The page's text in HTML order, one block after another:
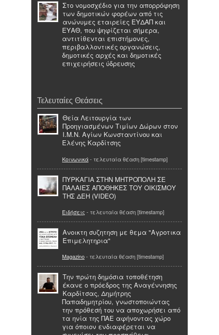
Στο νομοσχέδιο για την απορρόφηση
των δημοτικών φορέων από τις
ανώνυμες εταιρείες ΕΥΔΑΠ και
ΕΥΑΘ, που ψηφίζεται σήμερα,
αντιτίθενται επιστήμονες,
περιβαλλοντικές οργανώσεις,
δημοτικές αρχές και δημοτικές
επιχειρήσεις ύδρευσης
Τελευταίες Θεάσεις
Θεία Λειτουργία των
Προηγιασμένων Τιμίων Δώρων στον
Ι.Μ.Ν. Αγίων Κωνσταντίνου και
Ελένης Καρδίτσης
Κοινωνικά- τελευταία θέαση [timestamp]
ΠΥΡΚΑΓΙΑ ΣΤΗΝ ΜΗΤΡΟΠΟΛΗ ΣΕ
ΠΑΛΑΙΕΣ ΑΠΟΘΗΚΕΣ ΤΟΥ ΟΙΚΙΣΜΟΥ
ΤΗΣ ΔΕΗ (VIDEO)
Ειδήσεις - τελευταία θέαση [timestamp]
Ανοικτη συζητηση με θεμα "Αγροτικα
Επιμελητηρια"
Magazino- τελευταία θέαση [timestamp]
Την πρώτη δημόσια τοποθέτηση
έκανε ο πρόεδρος της Αναγέννησης
Καρδίτσας, Δημήτρης
Παπαδημητρίου, γνωστοποιώντας
την πρόθεσή του να αποχωρήσει από
τα ηνία της ΠΑΕ αφήνοντας χώρο
για όποιον ενδιαφέρεται να